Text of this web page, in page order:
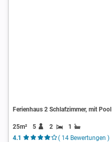
Ferienhaus 2 Schlafzimmer, mit Pool
25m² 5 2
1
4.1
( 14 Bewertungen )